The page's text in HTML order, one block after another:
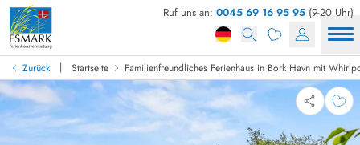
Ruf uns an: 0045 69 16 95 95 (9-20 Uhr)
Zurück | Startseite Familienfreundliches Ferienhaus in Bork Havn mit